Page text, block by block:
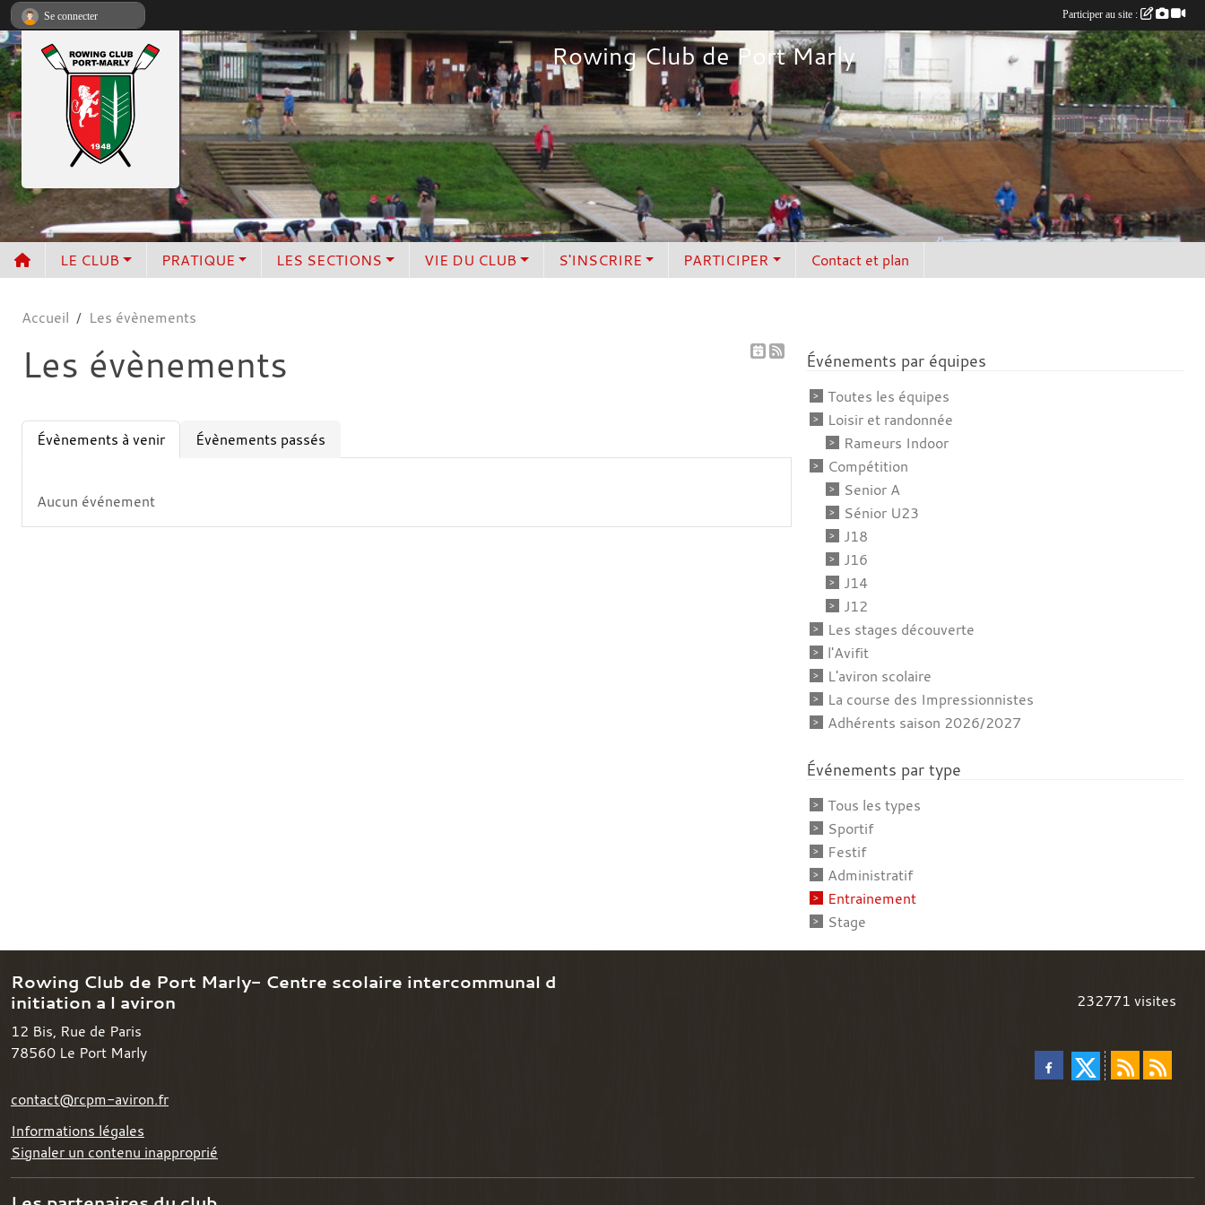
Rowing Club de Port Marly
LE CLUB PRATIQUE LES SECTIONS VIE DU CLUB S'INSCRIRE PARTICIPER Contact et plan
Accueil Les évènements
Les évènements
Évènements à venir Évènements passés
Aucun événement
Événements par équipes
Toutes les équipes
Loisir et randonnée
Rameurs Indoor
Compétition
Senior A
Sénior U23
J18
J16
J14
J12
Les stages découverte
l'Avifit
L'aviron scolaire
La course des Impressionnistes
Adhérents saison 2026/2027
Événements par type
Tous les types
Sportif
Festif
Administratif
Entrainement
Stage
Rowing Club de Port Marly- Centre scolaire intercommunal d
initiation a l aviron
12 Bis, Rue de Paris
78560 Le Port Marly
contact@rcpm-aviron.fr
Informations légales
Signaler un contenu inapproprié
232771 visites
Se connecter Participer au site :
Panneau de gestion des cookies